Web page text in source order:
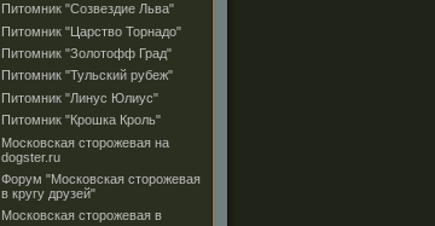
Питомник "Созвездие Льва"
Питомник "Царство Торнадо"
Питомник "Золотофф Град"
Питомник "Тульский рубеж"
Питомник "Линус Юлиус"
Питомник "Крошка Кроль"
Московская сторожевая на
dogster.ru
Форум "Московская сторожевая
в кругу друзей"
Московская сторожевая в